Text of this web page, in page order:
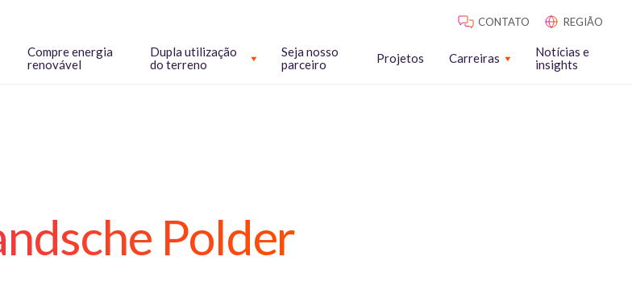
CONTATO REGIÃO
Compre energia
renovável
Dupla utilização
do terreno
Seja nosso
parceiro
Projetos Carreiras
Notícias e
insights
Polder